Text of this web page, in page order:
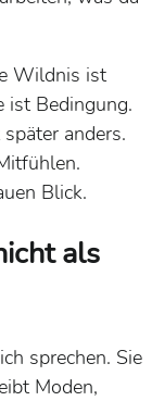
Wildnis ist
ist Bedingung.
anders.
Blick.
als
sprechen. Sie
Moden,